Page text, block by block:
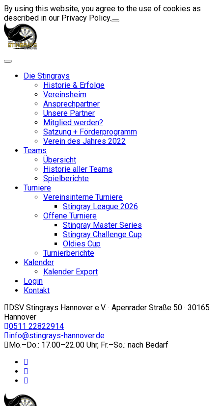
By using this website, you agree to the use of cookies as
described in our Privacy Policy.
Die Stingrays
Historie & Erfolge
Vereinsheim
Ansprechpartner
Unsere Partner
Mitglied werden?
Satzung + Förderprogramm
Verein des Jahres 2022
Teams
Übersicht
Historie aller Teams
Spielberichte
Turniere
Vereinsinterne Turniere
Stingray League 2026
Offene Turniere
Stingray Master Series
Stingray Challenge Cup
Oldies Cup
Turnierberichte
Kalender
Kalender Export
Login
Kontakt
DSV Stingrays Hannover e.V. · Apenrader Straße 50 · 30165
Hannover
0511 22822914
info@stingrays-hannover.de
Mo.–Do.: 17.00–22.00 Uhr, Fr.–So.: nach Bedarf